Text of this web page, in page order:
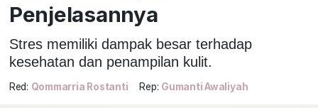
Penjelasannya
Stres memiliki dampak besar terhadap
kesehatan dan penampilan kulit.
Red: Qommarria Rostanti Rep: Gumanti Awaliyah